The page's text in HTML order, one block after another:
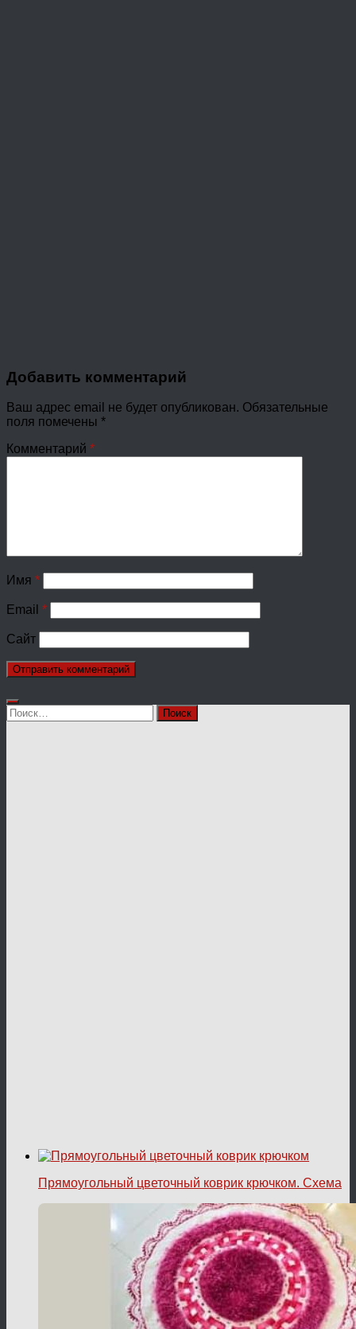
Добавить комментарий
Ваш адрес email не будет опубликован. Обязательные
поля помечены *
Комментарий *
Имя *
Email *
Сайт
Найти:
Прямоугольный цветочный коврик крючком. Схема